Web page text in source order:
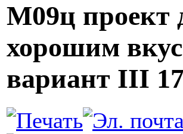
М09ц проект
хорошим
вариант III